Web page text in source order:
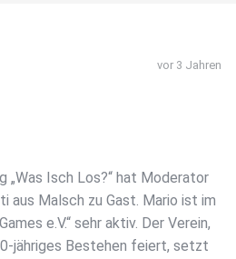
vor 3 Jahren
„Was Isch Los?“ hat Moderator
aus Malsch zu Gast. Mario ist im
e.V.“ sehr aktiv. Der Verein,
jähriges Bestehen feiert, setzt